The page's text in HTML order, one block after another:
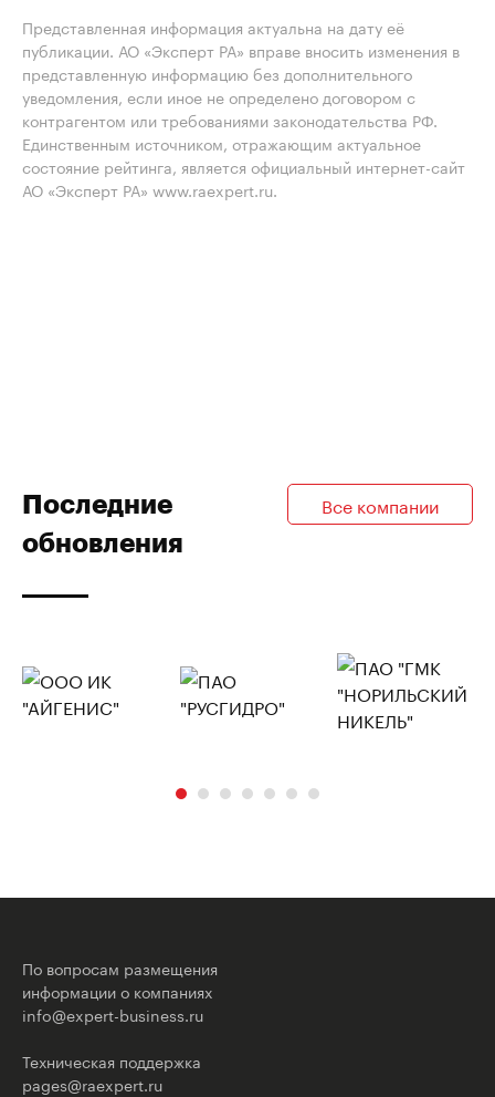
Представленная информация актуальна на дату её
публикации. АО «Эксперт РА» вправе вносить изменения в
представленную информацию без дополнительного
уведомления, если иное не определено договором с
контрагентом или требованиями законодательства РФ.
Единственным источником, отражающим актуальное
состояние рейтинга, является официальный интернет-сайт
АО «Эксперт РА» www.raexpert.ru.
Последние
обновления
Все компании
По вопросам размещения
информации о компаниях
info@expert-business.ru
Техническая поддержка
pages@raexpert.ru